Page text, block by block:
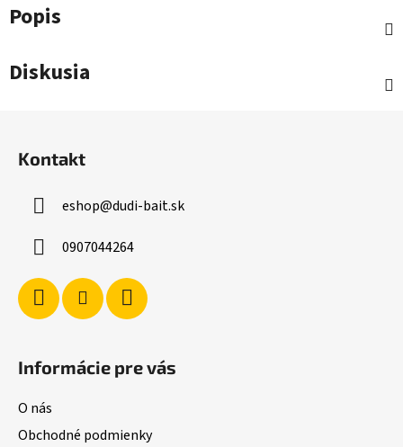
Popis
Diskusia
Kontakt
eshop@dudi-bait.sk
0907044264
Informácie pre vás
O nás
Obchodné podmienky